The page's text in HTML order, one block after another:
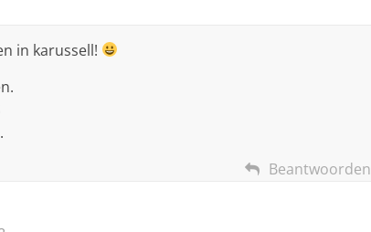
in karussell!
Beantwoorden